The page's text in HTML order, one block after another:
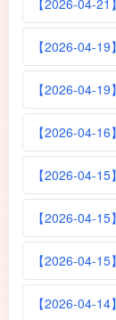
【2026-04-
【2026-04-
【2026-04-
【2026-04-
【2026-04-
【2026-04-
【2026-04-